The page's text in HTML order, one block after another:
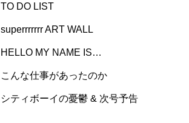
TO DO LIST
superrrrrrr ART WALL
HELLO MY NAME IS…
こんな仕事があったのか
シティボーイの憂鬱 & 次号予告